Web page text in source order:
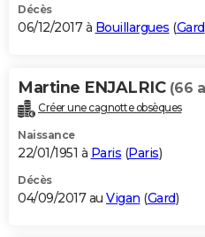
Décès
06/12/2017 à Bouillargues (Gard
Martine ENJALRIC (66
Créer une cagnotte obsèques
Naissance
22/01/1951 à Paris (Paris)
Décès
04/09/2017 au Vigan (Gard)